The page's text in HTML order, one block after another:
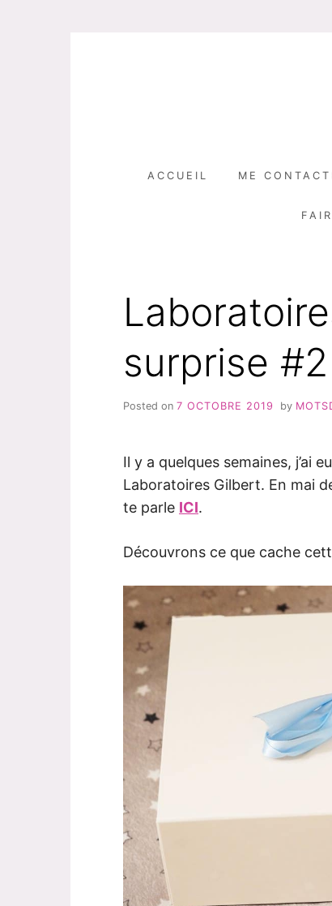
ACCUEIL ME
surprise #2
Posted on 7 OCTOBRE 2019 by
Il y a quelques semaines, j’ai
Laboratoires Gilbert. En mai
te parle ICI.
Découvrons ce que cache